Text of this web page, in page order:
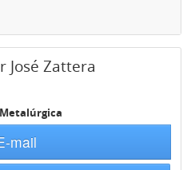
José Zattera
mail